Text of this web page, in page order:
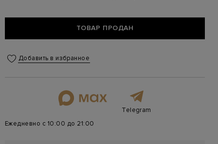
ТОВАР ПРОДАН
Добавить в избранное
Telegram
Ежедневно с 10:00 до 21:00